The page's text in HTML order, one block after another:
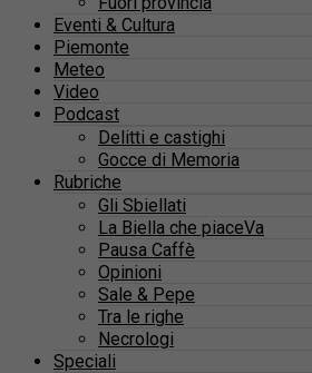
Eventi & Cultura
Piemonte
Meteo
Video
Podcast
Delitti e castighi
Gocce di Memoria
Rubriche
Gli Sbiellati
La Biella che piaceVa
Pausa Caffè
Opinioni
Sale & Pepe
Tra le righe
Necrologi
Speciali